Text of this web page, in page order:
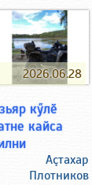
2026.06.28
кӳлӗ
кайса
Аçтахар
Плотников